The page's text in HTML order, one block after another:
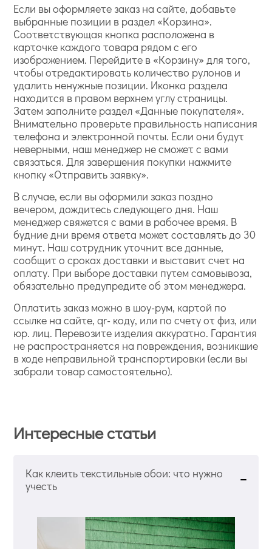
Если вы оформляете заказ на сайте, добавьте
выбранные позиции в раздел «Корзина».
Соответствующая кнопка расположена в
карточке каждого товара рядом с его
изображением. Перейдите в «Корзину» для того,
чтобы отредактировать количество рулонов и
удалить ненужные позиции. Иконка раздела
находится в правом верхнем углу страницы.
Затем заполните раздел «Данные покупателя».
Внимательно проверьте правильность написания
телефона и электронной почты. Если они будут
неверными, наш менеджер не сможет с вами
связаться. Для завершения покупки нажмите
кнопку «Отправить заявку».
В случае, если вы оформили заказ поздно
вечером, дождитесь следующего дня. Наш
менеджер свяжется с вами в рабочее время. В
будние дни время ответа может составлять до 30
минут. Наш сотрудник уточнит все данные,
сообщит о сроках доставки и выставит счет на
оплату. При выборе доставки путем самовывоза,
обязательно предупредите об этом менеджера.
Оплатить заказ можно в шоу-рум, картой по
ссылке на сайте, qr- коду, или по счету от физ, или
юр. лиц. Перевозите изделия аккуратно. Гарантия
не распространяется на повреждения, возникшие
в ходе неправильной транспортировки (если вы
забрали товар самостоятельно).
Интересные статьи
Как клеить текстильные обои: что нужно
учесть